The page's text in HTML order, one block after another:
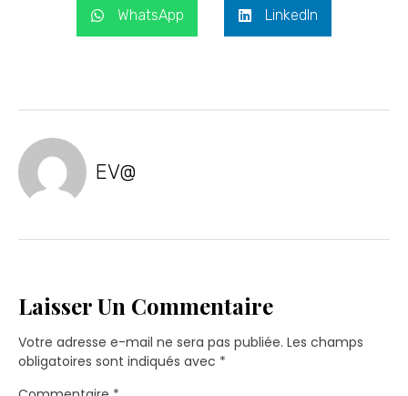
WhatsApp LinkedIn
EV@
Laisser Un Commentaire
Votre adresse e-mail ne sera pas publiée. Les champs
obligatoires sont indiqués avec *